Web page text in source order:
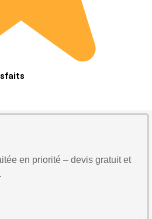
en priorité – devis gratuit et